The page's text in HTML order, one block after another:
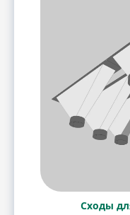
Сходы